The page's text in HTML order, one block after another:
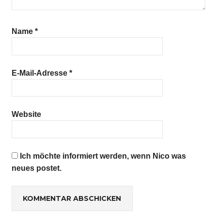
Name *
E-Mail-Adresse *
Website
Ich möchte informiert werden, wenn Nico was
neues postet.